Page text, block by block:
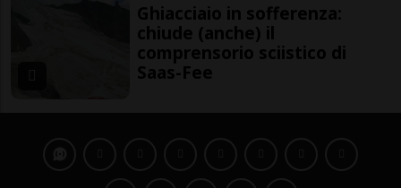
Ghiacciaio in sofferenza:
chiude (anche) il
comprensorio sciistico di
Saas-Fee